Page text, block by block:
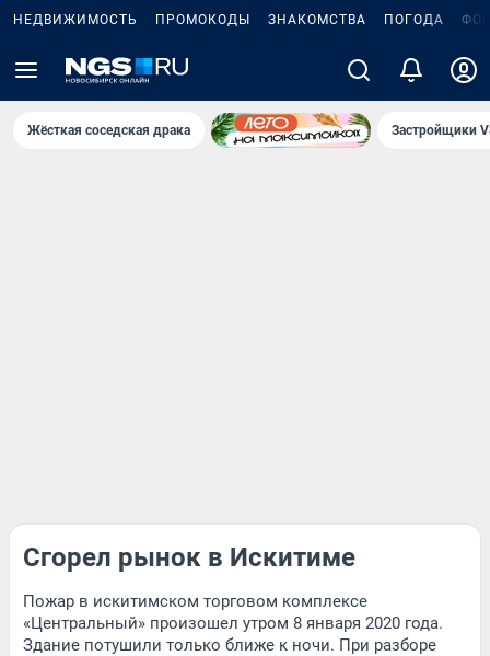
НЕДВИЖИМОСТЬ ПРОМОКОДЫ ЗНАКОМСТВА ПОГОДА
Жёсткая соседская драка Застройщики
Сгорел рынок в Искитиме
Пожар в искитимском торговом комплексе
«Центральный» произошел утром 8 января 2020 года.
Здание потушили только ближе к ночи. При разборе